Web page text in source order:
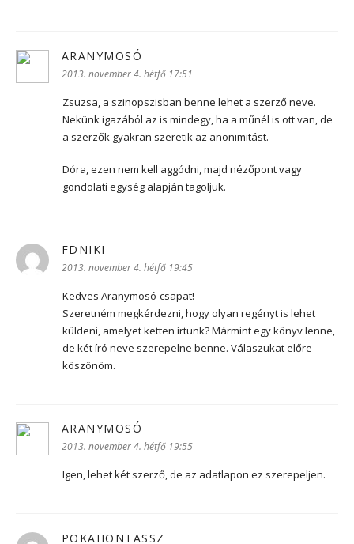
ARANYMOSÓ
2013. november 4. hétfő 17:51
Zsuzsa, a szinopszisban benne lehet a szerző neve.
Nekünk igazából az is mindegy, ha a műnél is ott van, de
a szerzők gyakran szeretik az anonimitást.
Dóra, ezen nem kell aggódni, majd nézőpont vagy
gondolati egység alapján tagoljuk.
FDNIKI
2013. november 4. hétfő 19:45
Kedves Aranymosó-csapat!
Szeretném megkérdezni, hogy olyan regényt is lehet
küldeni, amelyet ketten írtunk? Mármint egy könyv lenne,
de két író neve szerepelne benne. Válaszukat előre
köszönöm.
ARANYMOSÓ
2013. november 4. hétfő 19:55
Igen, lehet két szerző, de az adatlapon ez szerepeljen.
POKAHONTASSZ